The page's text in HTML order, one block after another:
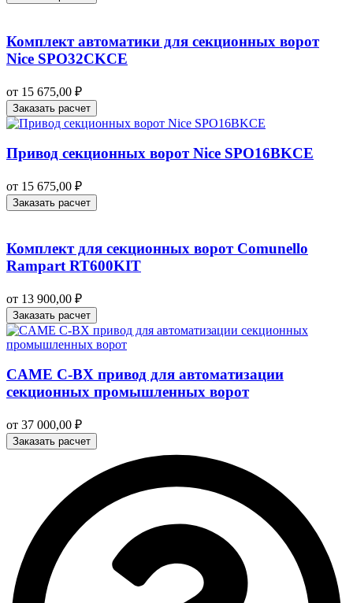
Комплект автоматики для секционных ворот
Nice SPO32CKCE
от 15 675,00 ₽
Заказать расчет
Привод секционных ворот Nice SPO16BKCE
от 15 675,00 ₽
Заказать расчет
Комплект для секционных ворот Comunello
Rampart RT600KIT
от 13 900,00 ₽
Заказать расчет
CAME C-BX привод для автоматизации
секционных промышленных ворот
от 37 000,00 ₽
Заказать расчет